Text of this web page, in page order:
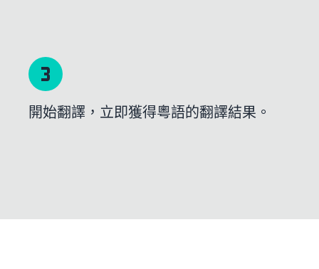
開始翻譯，立即獲得粵語的翻譯結果。